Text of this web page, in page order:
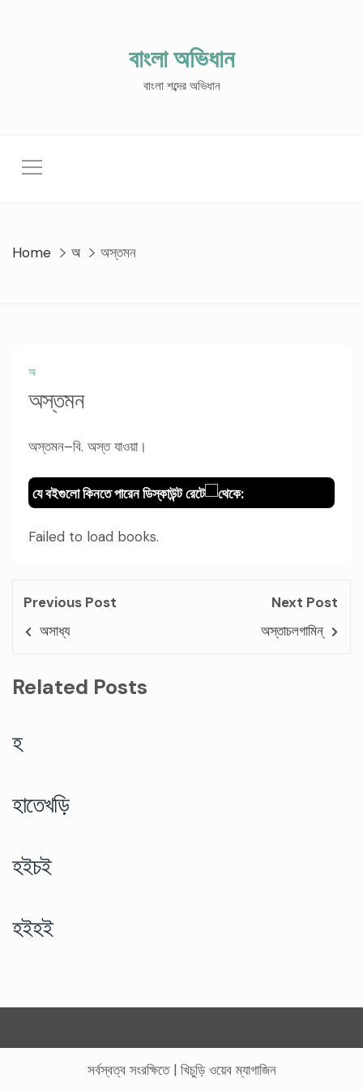
বাংলা অভিধান
বাংলা শব্দের অভিধান
Home অ অস্তমন
অ
অস্তমন
অস্তমন–বি. অস্ত যাওয়া।
যে বইগুলো কিনতে পারেন ডিস্কাউন্ট রেটে থেকে:
Failed to load books.
Previous Post
অসাধ্য
Next Post
অস্তাচলগামিন্
Related Posts
হ
হাতেখড়ি
হইচই
হইহই
সর্বস্বত্ব সংরক্ষিতে | খিচুড়ি ওয়েব ম্যাগাজিন